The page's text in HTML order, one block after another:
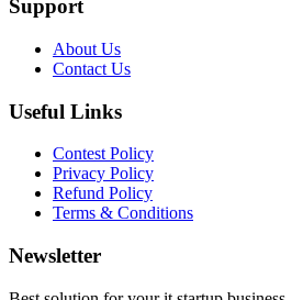
Support
About Us
Contact Us
Useful Links
Contest Policy
Privacy Policy
Refund Policy
Terms & Conditions
Newsletter